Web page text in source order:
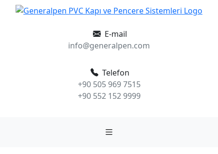
E-mail
info@generalpen.com
Telefon
+90 505 969 7515
+90 552 152 9999